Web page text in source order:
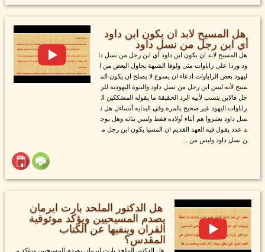
هل المسيح لابد ان يكون ابن داود
أي ابن رجل من نسل داود
هل المسيح لابد ان يكون ابن داود أي ابن رجل من نسل دا
ود وردا على راباوات متى ولوقا الشبهة يحاول البعض من ا
ليهود بعض الراباوات ادعاء ان يسوع لا يصلح ان يكون الم
سيح لأنه ليس ابن رجل من نسل داود والبنوة اليهودية للر
جل فالابن ينسب لأبيه الرد الحقيقة ما يقوله المشككين ال
راباوات اليهود غير صحيح بالمرة وفي البداية أتساءل هل ن
سل داود يعتبروا هم أبناء أولاده فقط وليس بناته وهل يوج
د عدد يقول فيه العهد القديم ان المسيا يكون ابن رجل م
ن نسل داود وليس من ...
هل الدكتور الملحد بارت ايرمان
يصدم المسيحيين ويؤكد موثوقية
القران وينفيها عن الكتاب
المقدس؟
هل الدكتور الملحد بارت ايرمان يصدم المسيحيين ويؤكد م